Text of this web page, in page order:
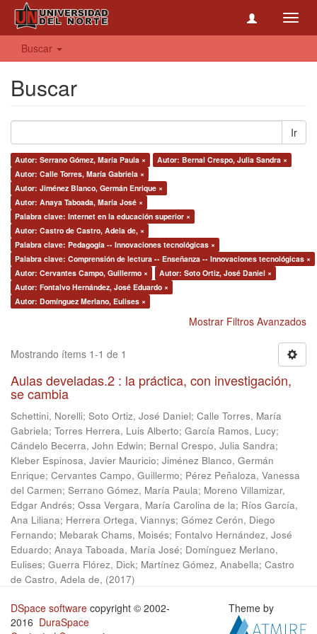
Buscar
Buscar
Ir
Autor: Serrano Gómez, María Paula ×
Autor: Bernal Crespo, Julia Sandra ×
Autor: Calle Torres, María Gabriela ×
Autor: Jiménez Blanco, Germán Enrique ×
Autor: Anaya Taboada, María José ×
Palabra clave: Internet en la educación superior ×
Autor: Castro de Castro, Adela de, ×
Palabra clave: Pedagogía -- Innovaciones tecnológicas ×
Palabra clave: Comprensión de lectura -- Enseñanza -- Innovaciones tecnológicas ×
Autor: Cervantes Campo, Guillermo ×
Autor: Soto Ortiz, José Daniel ×
Autor: Fontalvo Hernández, José Eduardo ×
Autor: Domínguez Merlano, Eulises ×
Mostrar Filtros Avanzados
Mostrando ítems 1-1 de 1
Aulas develadas.2 : la práctica, con investigación,
se cambia
Schettini, Norelli; Soto Ortiz, José Daniel; Calle Torres, María
Gabriela; Torres Herrera, Luis Alberto; García Ramos, Lucy;
Cándelo Becerra, John Edwin; Bernal Crespo, Julia Sandra;
Kleber Espinosa, Javier Mauricio; Jiménez Blanco, Germán
Enrique; Cervantes Campo, Guillermo; Pérez Peñaloza, Vanessa
del Carmen; Serrano Gómez, María Paula; Moreno Villamizar,
Edgar Andrés; Ossa Vergara, María Carolina de la; Ríos García,
Ana Liliana; Herrera Ortega, Viannys; Gómez Cerón, Diego
Fernando; Mebarak Chams, Moisés; Fontalvo Hernández, José
Eduardo; Anaya Taboada, María José; Domínguez Merlano,
Eulises; Guerra Flórez, Dick; Martínez Gómez, Anabella; Castro
de Castro, Adela de, (2017)
DSpace software copyright © 2002-
2016 DuraSpace
Theme by